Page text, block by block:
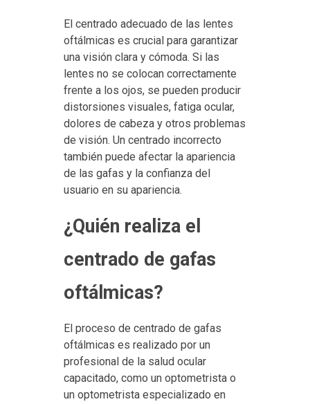
El centrado adecuado de las lentes
oftálmicas es crucial para garantizar
una visión clara y cómoda. Si las
lentes no se colocan correctamente
frente a los ojos, se pueden producir
distorsiones visuales, fatiga ocular,
dolores de cabeza y otros problemas
de visión. Un centrado incorrecto
también puede afectar la apariencia
de las gafas y la confianza del
usuario en su apariencia.
¿Quién realiza el
centrado de gafas
oftálmicas?
El proceso de centrado de gafas
oftálmicas es realizado por un
profesional de la salud ocular
capacitado, como un optometrista o
un optometrista especializado en